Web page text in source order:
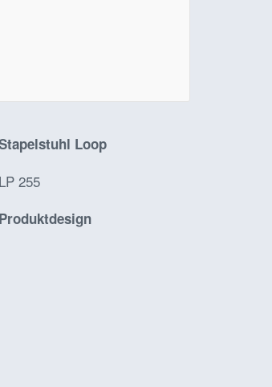
Loop
LP 255
Produktdesign